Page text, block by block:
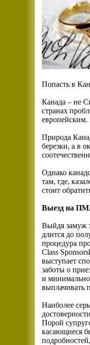
Попасть в
Канада – не
странах
Природа
березки, а в
Однако
там, где,
стоит
Выезд на
Выйдя замуж
длится до
процедура
Class
выступает
заботы о
и
выплачивать
Наиболее
Порой
касающиеся